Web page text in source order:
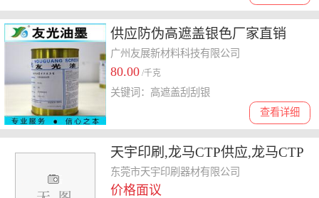
供应防伪高遮盖银色厂家直销
广州友展新材料科技有限公司
80.00 /千克
查看详细
关键词：高遮盖刮刮银
天宇印刷,龙马CTP供应,龙马CTP
东莞市天宇印刷器材有限公司
价格面议